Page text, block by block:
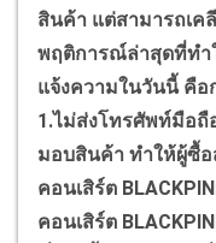
สินค้า แต่สามารถเ
พฤติการณ์ล่าสุดที่ทำ
แจ้งความในวันนี้ คือ
1.ไม่ส่งโทรศัพท์มือถื
มอบสินค้า ทำให้ผู้ซื้
คอนเสิร์ต
คอนเสิร์ต